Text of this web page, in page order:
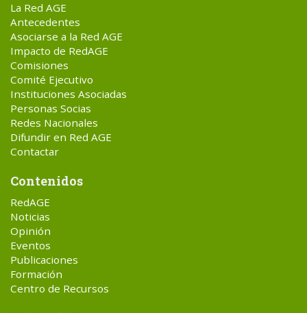
La Red AGE
Antecedentes
Asociarse a la Red AGE
Impacto de RedAGE
Comisiones
Comité Ejecutivo
Instituciones Asociadas
Personas Socias
Redes Nacionales
Difundir en Red AGE
Contactar
Contenidos
RedAGE
Noticias
Opinión
Eventos
Publicaciones
Formación
Centro de Recursos